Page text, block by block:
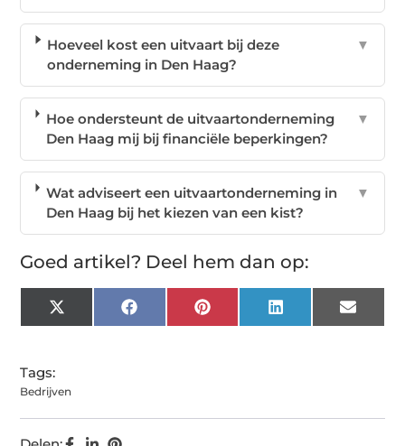
Hoeveel kost een uitvaart bij deze
onderneming in Den Haag?
▼
Hoe ondersteunt de uitvaartonderneming
Den Haag mij bij financiële beperkingen?
▼
Wat adviseert een uitvaartonderneming in
Den Haag bij het kiezen van een kist?
▼
Goed artikel? Deel hem dan op:
X
(Twitter)
Facebook Pinterest LinkedIn Email
Tags:
Bedrijven